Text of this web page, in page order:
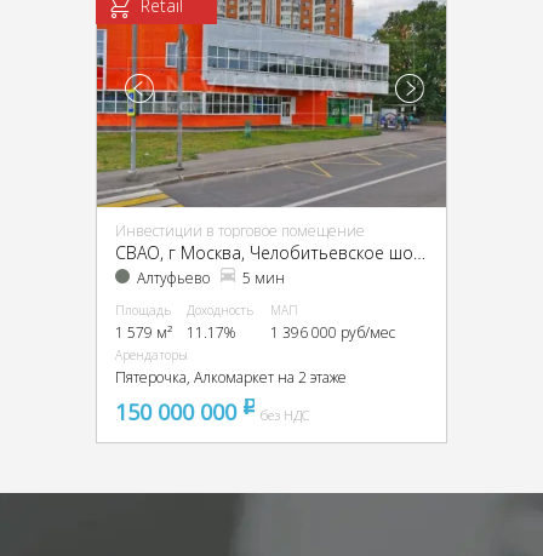
Retail
Инвестиции в торговое помещение
CВАО, г Москва, Челобитьевское шоссе, д 10Б
Алтуфьево 5 мин
Площадь
1 579 м²
Доходность
11.17%
МАП
1 396 000 руб/мес
Арендаторы
Пятерочка, Алкомаркет на 2 этаже
150 000 000 pуббез НДС